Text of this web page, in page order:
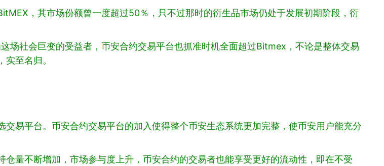
，其市场份额曾一度超过50％，只不过那时的衍生品市场仍处于发展初期阶段，衍
场社会巨变的受益者，币安合约交易平台也抓准时机全面超过Bitmex，不论是整体交易
至名归。
易平台。币安合约交易平台的加入使得整个币安生态系统更加完整，使币安用户能充分
量不断增加，市场参与度上升，币安合约的交易者也能享受更好的流动性，即在不受